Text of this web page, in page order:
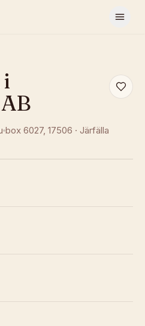
i
box 6027, 17506 · Järfälla